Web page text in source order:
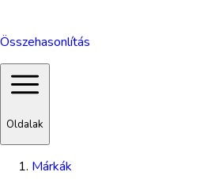
Összehasonlítás
Oldalak
Márkák